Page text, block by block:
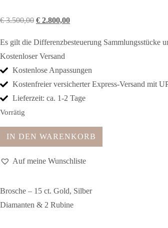
€3.500,00 € 2.800,00
Es gilt die Differenzbesteuerung Sammlungsstücke
Kostenloser Versand
Kostenlose Anpassungen
Kostenfreier versicherter Express-Versand mit
Lieferzeit: ca. 1-2 Tage
Vorrätig
IN DEN WARENKORB
Auf meine Wunschliste
Brosche – 15 ct. Gold, Silber
Diamanten & 2 Rubine